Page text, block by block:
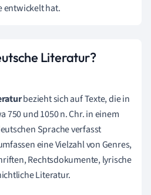
entwickelt hat.
Literatur?
bezieht sich auf Texte, die in
750 und 1050 n. Chr. in einem
Sprache verfasst
eine Vielzahl von Genres,
Rechtsdokumente, lyrische
Literatur.